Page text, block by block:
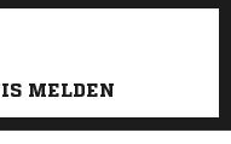
MELDEN